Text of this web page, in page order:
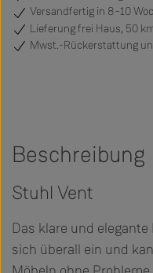
Versandfertig in 8–10
Lieferung frei Haus, 50
Mwst.-Rückerstattung
Beschreibung
Stuhl Vent
Das klare und
sich überall ein und